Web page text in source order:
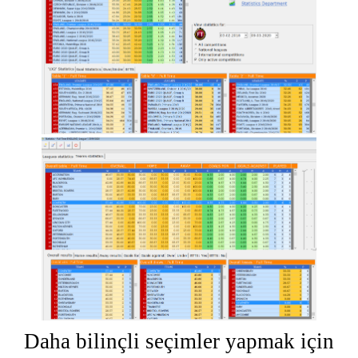
Daha bilinçli seçimler yapmak için